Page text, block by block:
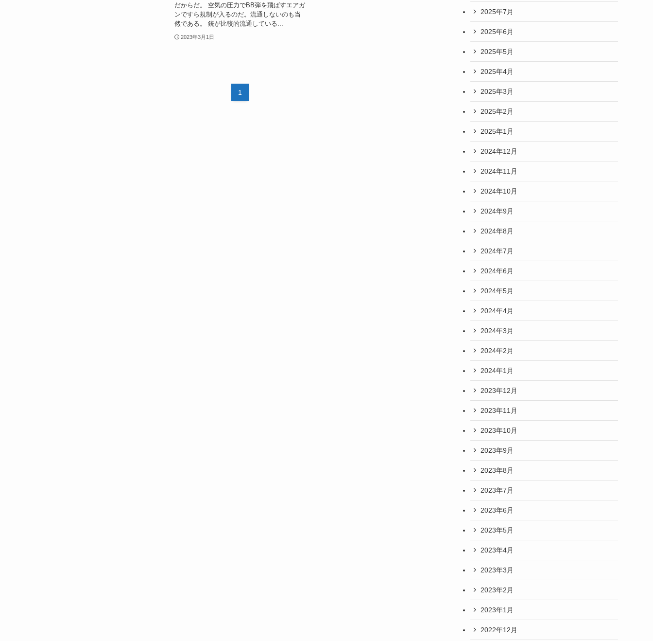
だからだ。 空気の圧力でBB弾を飛ばすエアガ
ンですら規制が入るのだ。流通しないのも当
然である。 銃が比較的流通している...
2023年3月1日
1
2025年7月
2025年6月
2025年5月
2025年4月
2025年3月
2025年2月
2025年1月
2024年12月
2024年11月
2024年10月
2024年9月
2024年8月
2024年7月
2024年6月
2024年5月
2024年4月
2024年3月
2024年2月
2024年1月
2023年12月
2023年11月
2023年10月
2023年9月
2023年8月
2023年7月
2023年6月
2023年5月
2023年4月
2023年3月
2023年2月
2023年1月
2022年12月